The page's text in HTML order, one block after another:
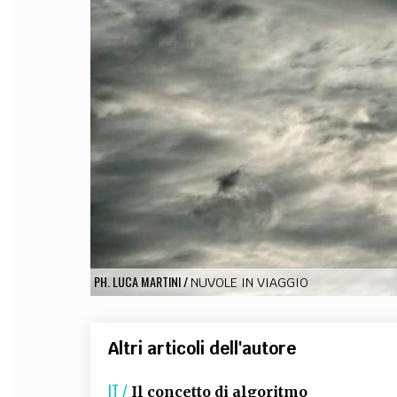
FILODIRITTO
PH. LUCA MARTINI/ NUVOLE IN VIAGGIO
Altri articoli dell'autore
IT / Il concetto di algoritmo